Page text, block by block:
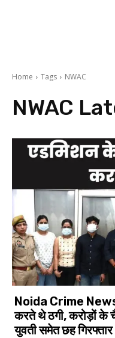
Home Tags NWAC
NWAC
Noida Crime News
करते थे ठगी, करोड़ों के
युवती समेत छह गिरफ्तार